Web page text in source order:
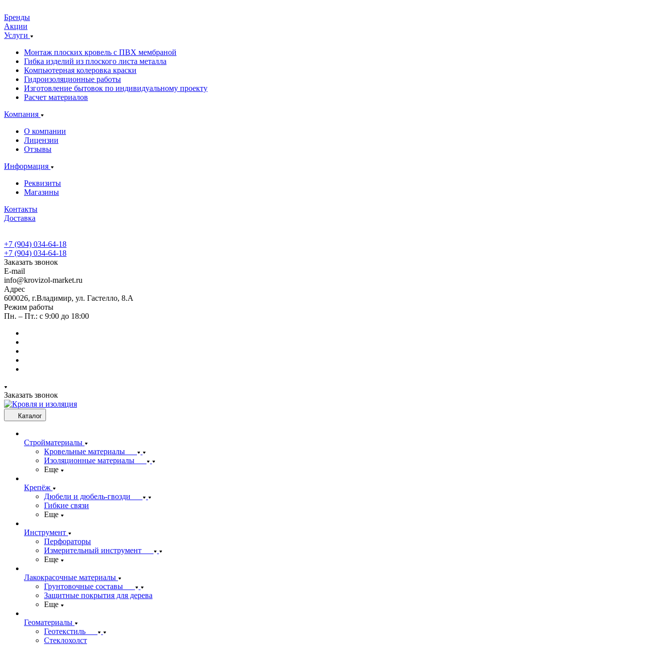
Бренды
Акции
Услуги
Монтаж плоских кровель с ПВХ мембраной
Гибка изделий из плоского листа металла
Компьютерная колеровка краски
Гидроизоляционные работы
Изготовление бытовок по индивидуальному проекту
Расчет материалов
Компания
О компании
Лицензии
Отзывы
Информация
Реквизиты
Магазины
Контакты
Доставка
+7 (904) 034-64-18
+7 (904) 034-64-18
Заказать звонок
E-mail
info@krovizol-market.ru
Адрес
600026, г.Владимир, ул. Гастелло, 8.А
Режим работы
Пн. – Пт.: с 9:00 до 18:00
Заказать звонок
Каталог
Стройматериалы
Кровельные материалы
Изоляционные материалы
Еще
Крепёж
Дюбели и дюбель-гвозди
Гибкие связи
Еще
Инструмент
Перфораторы
Измерительный инструмент
Еще
Лакокрасочные материалы
Грунтовочные составы
Защитные покрытия для дерева
Еще
Геоматериалы
Геотекстиль
Стеклохолст